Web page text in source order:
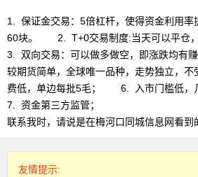
1. 保证金交易：5倍杠杆，使得资金利用率
60块。 2. T+0交易制度:当天可以平仓
3. 双向交易：可以做多做空，即涨跌均
较期货简单，全球唯一品种，走势独立
费低，单边每批5毛； 6. 入市门槛低
7. 资金第三方监管；
联系我时，请说是在梅河口同城信息网看到
友情提示: